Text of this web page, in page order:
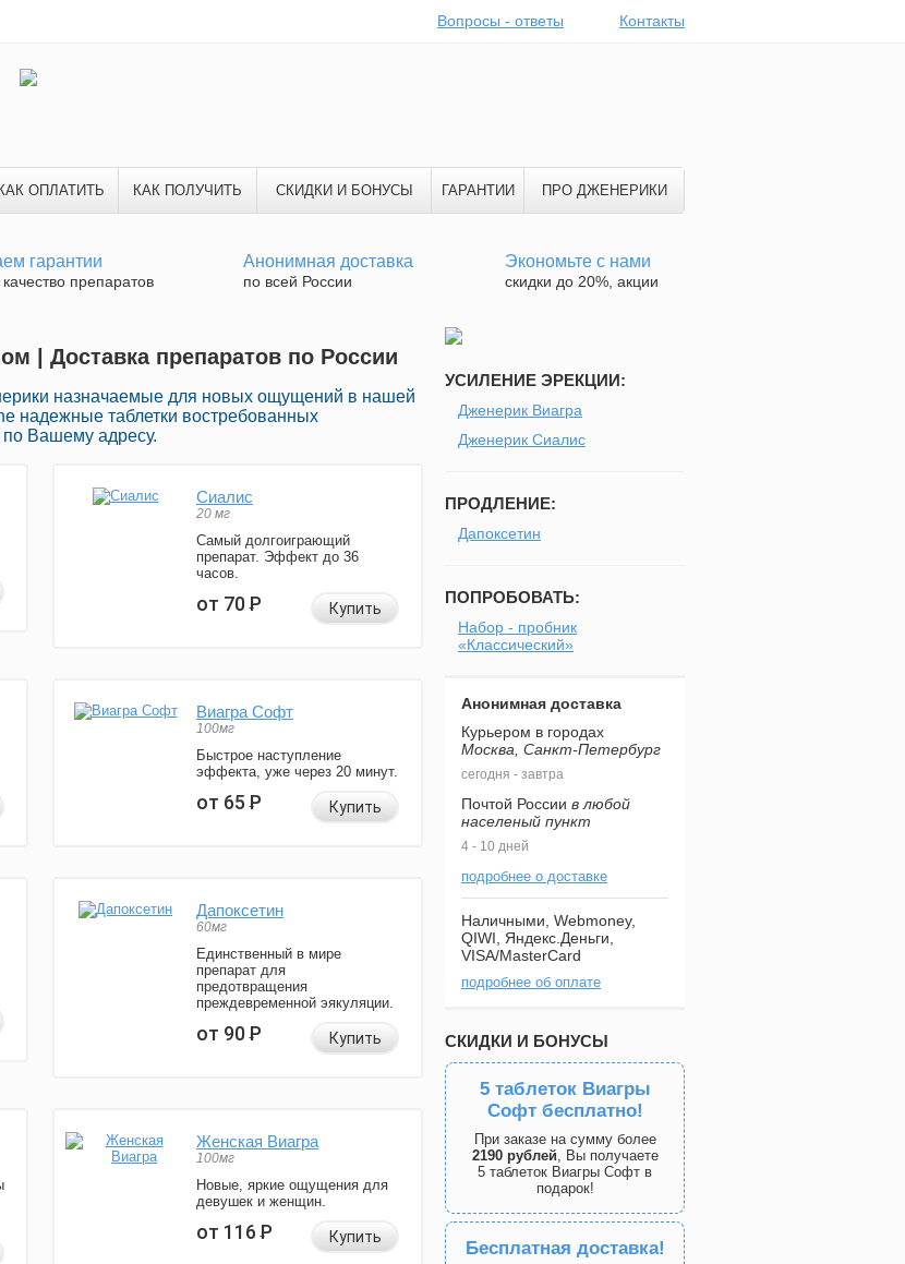
Вопросы - ответы Контакты
КАК ОПЛАТИТЬ КАК ПОЛУЧИТЬ СКИДКИ И БОНУСЫ ГАРАНТИИ ПРО ДЖЕНЕРИКИ
гарантии
качество препаратов
Анонимная доставка
по всей России
Экономьте с нами
скидки до 20%, акции
| Доставка препаратов по России
назначаемые для новых ощущений в нашей
надежные таблетки востребованных
по Вашему адресу.
Сиалис
20 мг
Самый долгоиграющий
препарат. Эффект до 36
часов.
от 70Р Купить
Виагра Софт
100мг
Быстрое наступление
эффекта, уже через 20 минут.
от 65Р Купить
Дапоксетин
60мг
Единственный в мире
препарат для
предотвращения
преждевременной эякуляции.
от 90Р Купить
Женская Виагра
100мг
Новые, яркие ощущения для
девушек и женщин.
от 116Р Купить
УСИЛЕНИЕ ЭРЕКЦИИ:
Дженерик Виагра
Дженерик Сиалис
ПРОДЛЕНИЕ:
Дапоксетин
ПОПРОБОВАТЬ:
Набор - пробник
«Классический»
Анонимная доставка
Курьером в городах
Москва, Санкт-Петербург
сегодня - завтра
Почтой России в любой
населеный пункт
4 - 10 дней
подробнее о доставке
Наличными, Webmoney,
QIWI, Яндекс.Деньги,
VISA/MasterCard
подробнее об оплате
СКИДКИ И БОНУСЫ
5 таблеток Виагры
Софт бесплатно!
При заказе на сумму более
2190 рублей, Вы получаете
5 таблеток Виагры Софт в
подарок!
Бесплатная доставка!